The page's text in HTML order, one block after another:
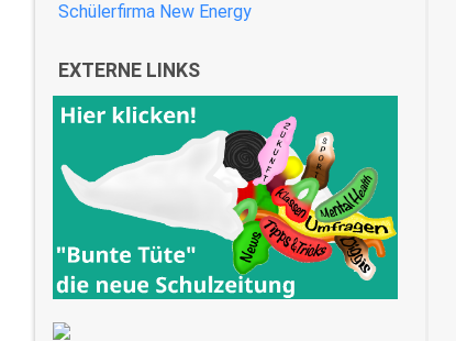
Schülerfirma New Energy
EXTERNE LINKS